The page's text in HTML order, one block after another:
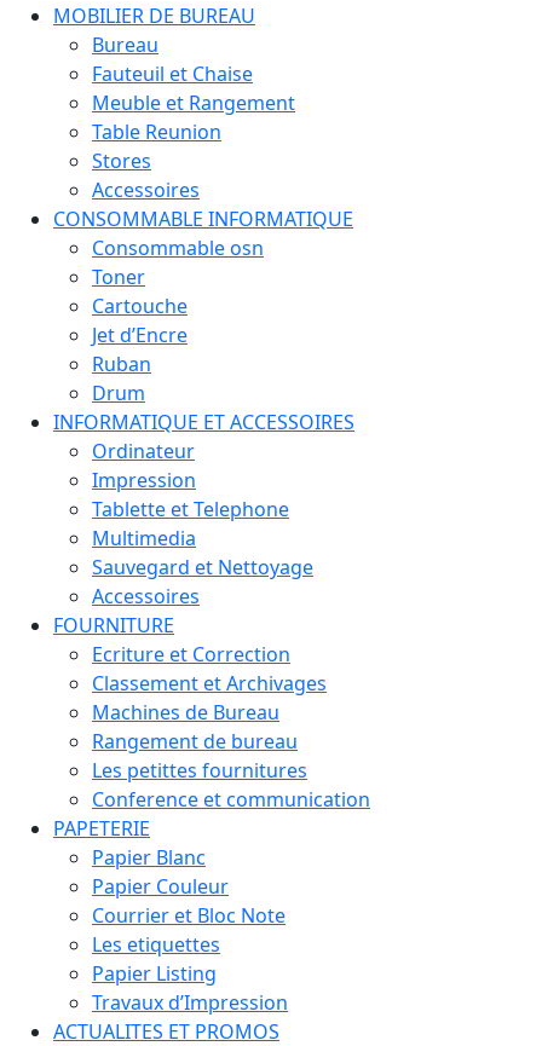
MOBILIER DE BUREAU
Bureau
Fauteuil et Chaise
Meuble et Rangement
Table Reunion
Stores
Accessoires
CONSOMMABLE INFORMATIQUE
Consommable osn
Toner
Cartouche
Jet d’Encre
Ruban
Drum
INFORMATIQUE ET ACCESSOIRES
Ordinateur
Impression
Tablette et Telephone
Multimedia
Sauvegard et Nettoyage
Accessoires
FOURNITURE
Ecriture et Correction
Classement et Archivages
Machines de Bureau
Rangement de bureau
Les petittes fournitures
Conference et communication
PAPETERIE
Papier Blanc
Papier Couleur
Courrier et Bloc Note
Les etiquettes
Papier Listing
Travaux d’Impression
ACTUALITES ET PROMOS